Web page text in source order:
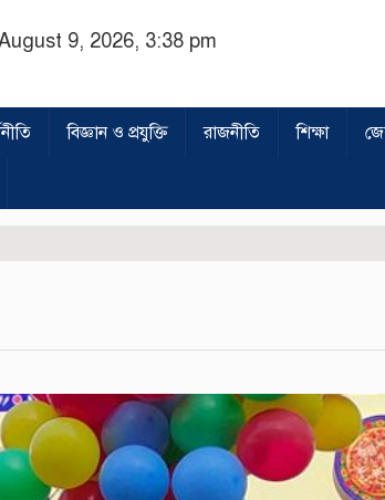
9, 2026, 3:38 pm
বিজ্ঞান ও প্রযুক্তি রাজনীতি শিক্ষা